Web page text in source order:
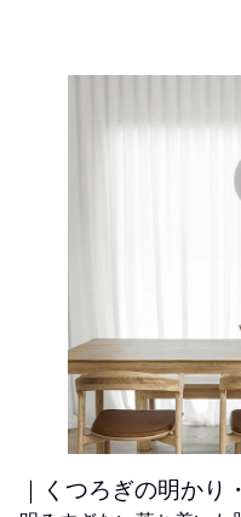
｜くつろぎの明か